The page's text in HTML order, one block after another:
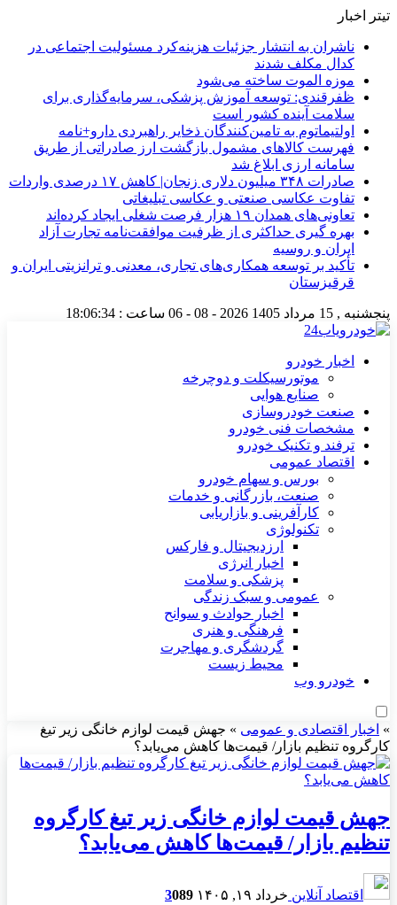
تیتر اخبار
ناشران به انتشار جزئیات هزینه‌کرد مسئولیت اجتماعی در
کدال مکلف شدند
موزه الموت ساخته می‌شود
ظفرقندی: توسعه آموزش پزشکی، سرمایه‌گذاری برای
سلامت آینده کشور است
اولتیماتوم به تامین‌کنندگان ذخایر راهبردی دارو+نامه
فهرست کالاهای مشمول بازگشت ارز صادراتی از طریق
سامانه ارزی ابلاغ شد
صادرات ۳۴۸ میلیون دلاری زنجان| ‌کاهش ۱۷ درصدی واردات
تفاوت عکاسی صنعتی و عکاسی تبلیغاتی
تعاونی‌های همدان ۱۹ هزار فرصت شغلی ایجاد کرده‌اند
بهره گیری حداکثری از ظرفیت موافقت‌نامه تجارت آزاد
ایران و روسیه
تأکید بر توسعه همکاری‌های تجاری، معدنی و ترانزیتی ایران و
قرقیزستان
پنجشنبه , 15 مرداد 1405 2026 - 08 - 06 ساعت : 18:06:34
اخبار خودرو
موتورسیکلت و دوچرخه
صنایع هوایی
صنعت خودروسازی
مشخصات فنی خودرو
ترفند و تکنیک خودرو
اقتصاد عمومی
بورس و سهام خودرو
صنعت، بازرگانی و خدمات
کارآفرینی و بازاریابی
تکنولوژی
ارزدیجیتال و فارکس
اخبار انرژی
پزشکی و سلامت
عمومی و سبک زندگی
اخبار حوادث و سوانح
فرهنگی و هنری
گردشگری و مهاجرت
محیط زیست
خودرو وب
» اخبار اقتصادی و عمومی » جهش قیمت لوازم خانگی زیر تیغ
کارگروه تنظیم بازار/ قیمت‌ها کاهش می‌یابد؟
جهش قیمت لوازم خانگی زیر تیغ کارگروه
تنظیم بازار/ قیمت‌ها کاهش می‌یابد؟
اقتصاد آنلاین خرداد ۱۹, ۱۴۰۵ 3089